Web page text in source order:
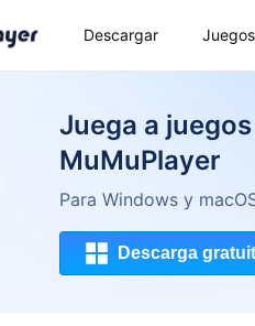
Descargar Juegos
Juega a
MuMuPlayer
Para Windows y
Descarga